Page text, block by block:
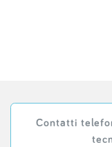
Contatti